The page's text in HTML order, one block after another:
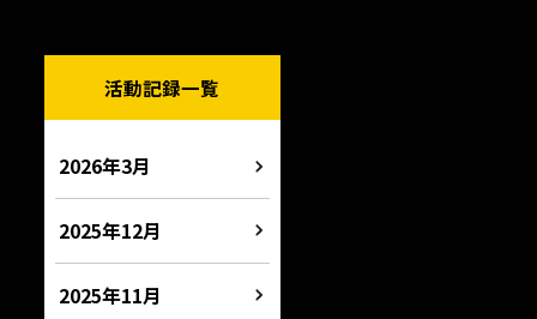
活動記録一覧
2026年3月
2025年12月
2025年11月